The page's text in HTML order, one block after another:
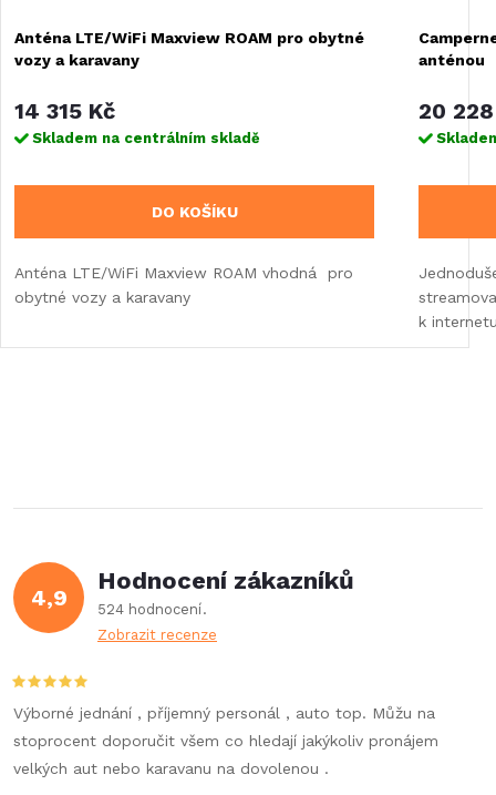
Anténa LTE/WiFi Maxview ROAM pro obytné
vozy a karavany
14 315 Kč
Skladem na centrálním skladě
DO KOŠÍKU
Anténa LTE/WiFi Maxview ROAM vhodná pro
obytné vozy a karavany
anténou
20
k
4,9
Hodnocení zákazníků
524 hodnocení
Zobrazit recenze
Výborné jednání , příjemný personál , auto top. Můžu na
stoprocent doporučit všem co hledají jakýkoliv pronájem
velkých aut nebo karavanu na dovolenou .